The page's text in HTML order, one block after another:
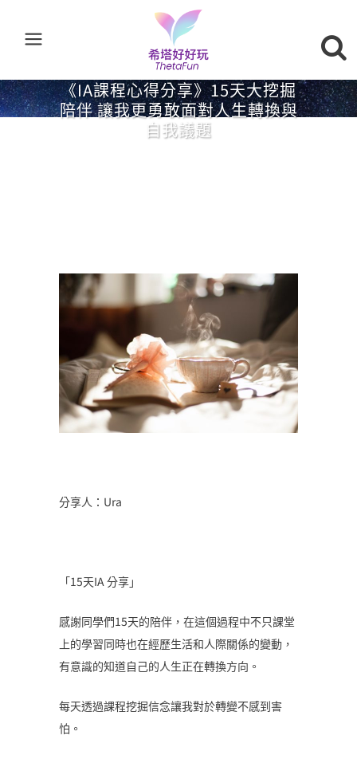
《IA課程心得分享》15天大挖掘
陪伴 讓我更勇敢面對人生轉換與
自我議題
分享人：Ura
「15天IA 分享」
感謝同學們15天的陪伴，在這個過程中不只課堂
上的學習同時也在經歷生活和人際關係的變動，
有意識的知道自己的人生正在轉換方向。
每天透過課程挖掘信念讓我對於轉變不感到害
怕。